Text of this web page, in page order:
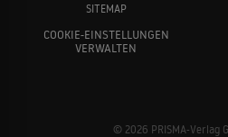
SITEMAP
COOKIE-EINSTELLUNGEN
VERWALTEN
© 2026 PRISMA-Verlag